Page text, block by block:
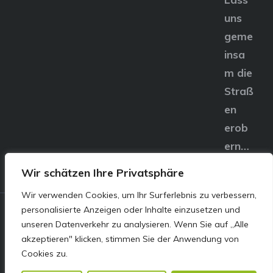
Wir schätzen Ihre Privatsphäre
Wir verwenden Cookies, um Ihr Surferlebnis zu verbessern,
personalisierte Anzeigen oder Inhalte einzusetzen und
unseren Datenverkehr zu analysieren. Wenn Sie auf „Alle
akzeptieren" klicken, stimmen Sie der Anwendung von
Cookies zu.
uns
geme
insa
m die
Straß
en
erob
ern…
© E&S Motors GmbH,
Linzer Straße 83 4240
Freistadt